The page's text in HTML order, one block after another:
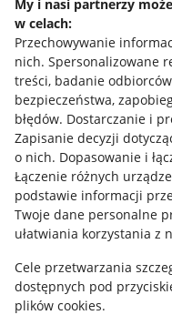
My i nasi partnerzy
w celach:
Przechowywanie
nich. Spersonalizowane
treści, badanie
bezpieczeństwa,
błędów. Dostarczanie i
Zapisanie decyzji
o nich. Dopasowanie i
Łączenie różnych
podstawie informacji
Twoje dane personalne
ułatwiania korzystania z
Cele przetwarzania
dostępnych pod
plików cookies.
Allegro Gadane dla
Allegro Gadane dla
Mapa miejscowości
Informacje prawne
Regulamin
Polityka plików "cookies"
Ustawienia plików
Udostępnianie lokalizacji
Informacje dla Aktu o